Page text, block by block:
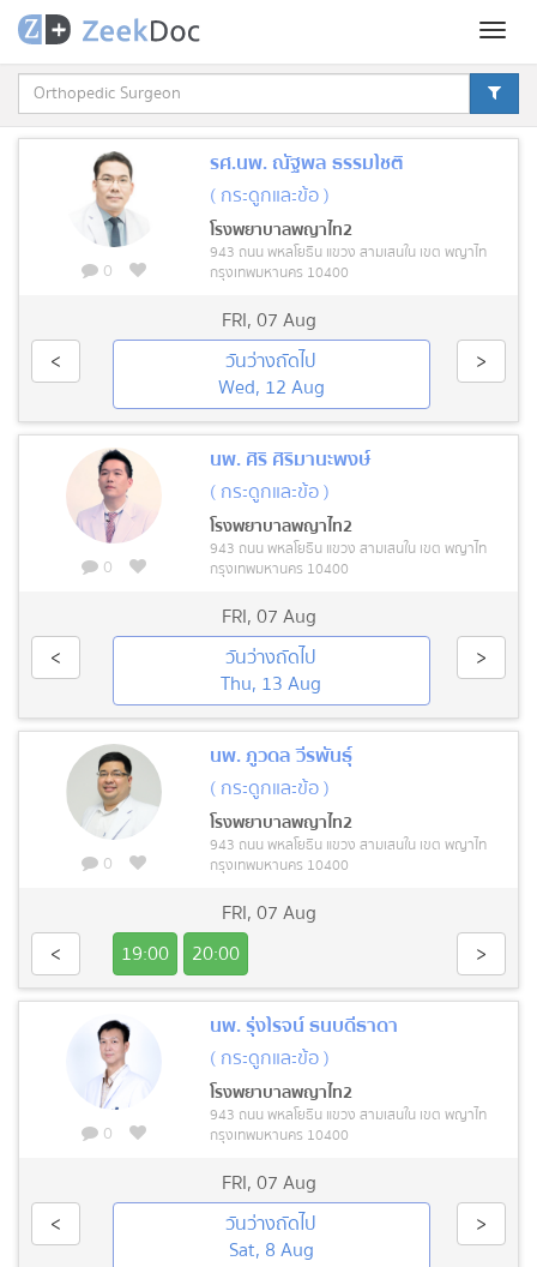
0
รศ.นพ. ณัฐพล ธรรมโชติ
( กระดูกและข้อ )
โรงพยาบาลพญาไท2
943 ถนน พหลโยธิน แขวง สามเสนใน เขต พญาไท
กรุงเทพมหานคร 10400
FRI,07 Aug
<
วันว่างถัดไป
Wed, 12 Aug
>
0
นพ. ศิริ ศิริมานะพงษ์
( กระดูกและข้อ )
โรงพยาบาลพญาไท2
943 ถนน พหลโยธิน แขวง สามเสนใน เขต พญาไท
กรุงเทพมหานคร 10400
FRI,07 Aug
<
วันว่างถัดไป
Thu, 13 Aug
>
0
นพ. ภูวดล วีรพันธุ์
( กระดูกและข้อ )
โรงพยาบาลพญาไท2
943 ถนน พหลโยธิน แขวง สามเสนใน เขต พญาไท
กรุงเทพมหานคร 10400
FRI,07 Aug
<
19:00 20:00 >
0
นพ. รุ่งโรจน์ ธนบดีธาดา
( กระดูกและข้อ )
โรงพยาบาลพญาไท2
943 ถนน พหลโยธิน แขวง สามเสนใน เขต พญาไท
กรุงเทพมหานคร 10400
FRI,07 Aug
<
วันว่างถัดไป
Sat, 8 Aug
>